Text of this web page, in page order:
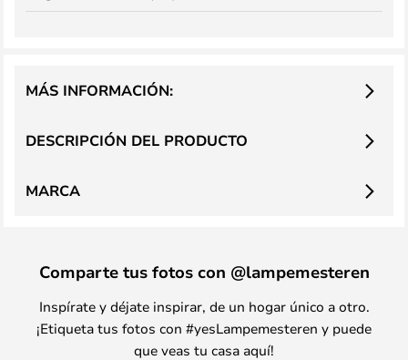
DESCRIPCIÓN DEL PRODUCTO
MÁS INFORMACIÓN:
MARCA
Comparte tus fotos con @lampemesteren
Inspírate y déjate inspirar, de un hogar único a otro.
¡Etiqueta tus fotos con #yesLampemesteren y puede
que veas tu casa aquí!